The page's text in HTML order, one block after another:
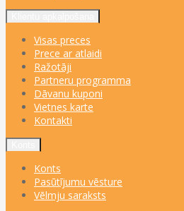
Visas preces
Prece ar atlaidi
Ražotāji
Partneru programma
Dāvanu kuponi
Vietnes karte
Kontakti
Konts
Pasūtījumu vēsture
Vēlmju saraksts